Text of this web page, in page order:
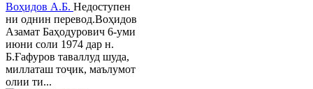
Воҳидов А.Б. Недоступен
ни однин перевод.Воҳидов
Азамат Баҳодурович 6-уми
июни соли 1974 дар н.
Б.Ғафуров таваллуд шуда,
миллаташ тоҷик, маълумот
олии ти...